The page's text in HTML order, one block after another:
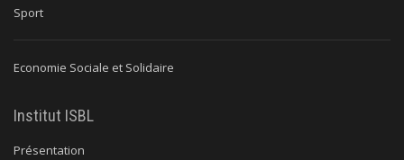
Sport
Economie Sociale et Solidaire
Institut ISBL
Présentation